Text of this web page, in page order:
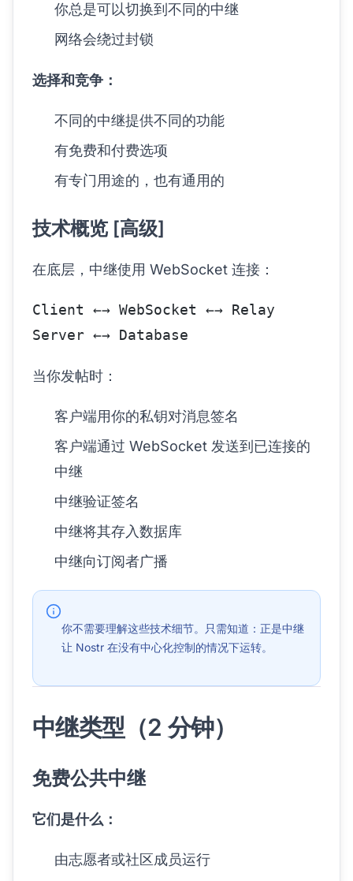
你总是可以切换到不同的中继
网络会绕过封锁
选择和竞争：
不同的中继提供不同的功能
有免费和付费选项
有专门用途的，也有通用的
技术概览 [高级]
在底层，中继使用 WebSocket 连接：
Client ←→ WebSocket ←→ Relay
Server ←→ Database
当你发帖时：
客户端用你的私钥对消息签名
客户端通过 WebSocket 发送到已连接的
中继
中继验证签名
中继将其存入数据库
中继向订阅者广播
你不需要理解这些技术细节。只需知道：正是中继
让 Nostr 在没有中心化控制的情况下运转。
中继类型（2 分钟）
免费公共中继
它们是什么：
由志愿者或社区成员运行